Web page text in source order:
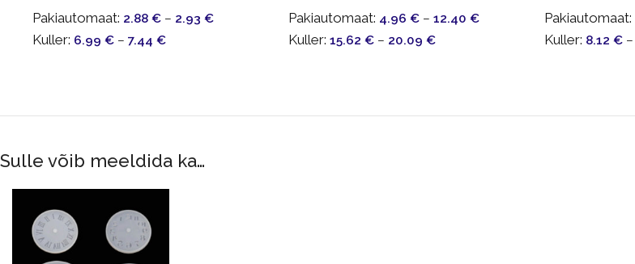
Pakiautomaat: 2.88 € – 2.93 €
Kuller: 6.99 € – 7.44 €
Pakiautomaat: 4.96 € – 12.40 €
Kuller: 15.62 € – 20.09 €
Pakiautomaat:
Kuller: 8.12 € –
Sulle võib meeldida ka…